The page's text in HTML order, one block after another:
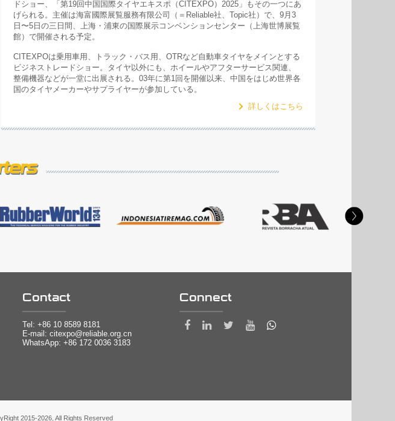
ドショー、「第19回中国国際タイヤエキスポ（CITEXPO）2025」もその一つにあ
げられる。主催は海富國際展覧服務有限公司（＝Reliable社、Topic社）で、9月3
日〜5日の三日間、上海・浦東の国際展示コンベンションセンター（上海世博展覧
館）で開催される予定。
CITEXPOは乗用車用、トラック・バス用、OTRなど自動車タイヤをメインとする
ビジネストレードショー。タイヤ以外にも、ホイールやアフターサービス関連、
整備機器などが一堂に出展される。03年に第1回を開催以来、中国をはじめ世界各
国のタイヤメーカーやサプライヤーが参加している。
詳しくはこちら
Contact
Tel: +86 10 8589 8181
E-mail: citexpo@reliable.org.cn
WhatsApp: +86 172 0036 3183
Connect
2015-2026, All Rights Reserved